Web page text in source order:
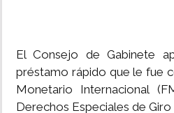
El Consejo de Gabinete
préstamo rápido que le fue
Monetario Internacional
Derechos Especiales de